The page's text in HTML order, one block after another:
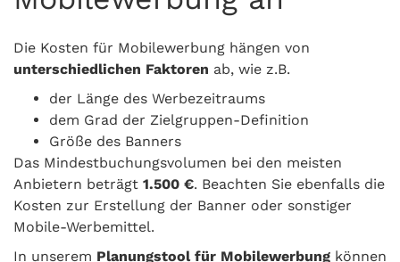
Die Kosten für Mobilewerbung hängen von
unterschiedlichen Faktoren ab, wie z.B.
der Länge des Werbezeitraums
dem Grad der Zielgruppen-Definition
Größe des Banners
Das Mindestbuchungsvolumen bei den meisten
Anbietern beträgt 1.500 €. Beachten Sie ebenfalls die
Kosten zur Erstellung der Banner oder sonstiger
Mobile-Werbemittel.
In unserem Planungstool für Mobilewerbung können